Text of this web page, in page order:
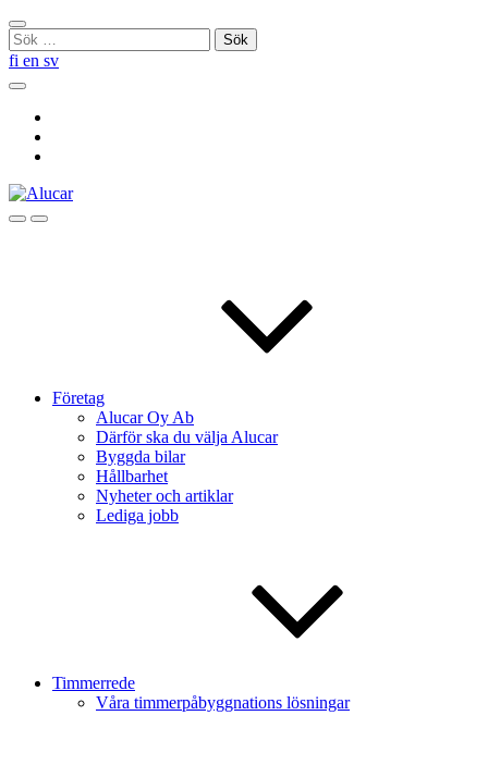
Skip
to
content
Stäng
sökningen
Sök
efter:
fi en sv
Sök
SökMenu
Företag
Alucar Oy Ab
Därför ska du välja Alucar
Byggda bilar
Hållbarhet
Nyheter och artiklar
Lediga jobb
Timmerrede
Våra timmerpåbyggnations lösningar